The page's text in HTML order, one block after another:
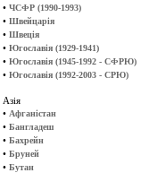
• ЧСФР (1990-1993)
• Швейцарія
• Швеція
• Югославія (1929-1941)
• Югославія (1945-1992 - СФРЮ)
• Югославія (1992-2003 - СРЮ)
Азія
• Афганістан
• Бангладеш
• Бахрейн
• Бруней
• Бутан